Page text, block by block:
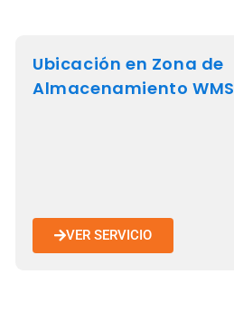
Ubicación en Zona de
Almacenamiento WMS
VER SERVICIO